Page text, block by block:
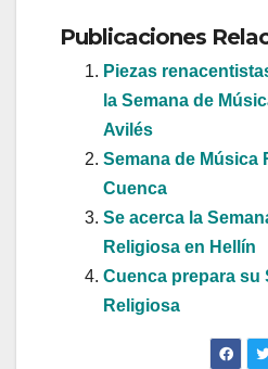
Publicaciones
Piezas
la Semana de
Avilés
Semana de Música
Cuenca
Se acerca la
Religiosa en Hellín
Cuenca prepara su
Religiosa